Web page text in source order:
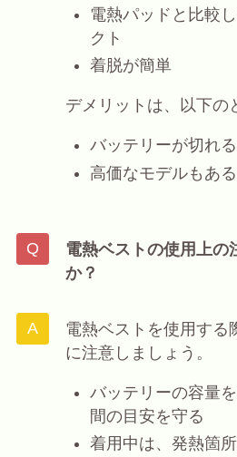
電熱パッドと比較
クト
着脱が簡単
デメリットは、以下の
バッテリーが切れ
高価なモデルもある
電熱ベストの使用上の
か？
電熱ベストを使用する
に注意しましょう。
バッテリーの容量
間の目安を守る
着用中は、発熱箇